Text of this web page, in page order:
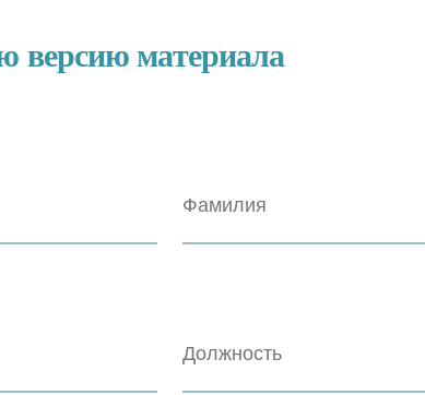
версию материала